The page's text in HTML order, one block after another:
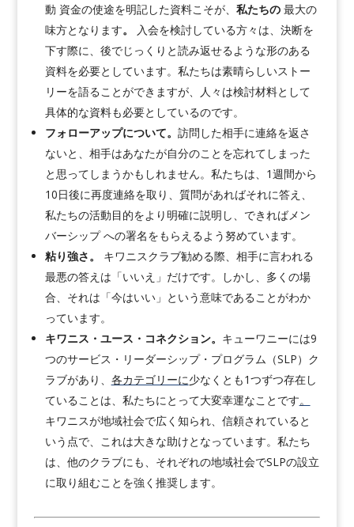
動 資金の使途を明記した資料こそが、 私たちの 最大の
味方となります。
入会を検討している方々は、決断を
下す際に、後でじっくりと読み返せるような形のある
資料を必要としています。私たちは素晴らしいストー
リーを語ることができますが、人々は検討材料として
具体的な資料も必要としているのです。
フォローアップについて。 訪問した相手に連絡を返さ
ないと、相手はあなたが自分のことを忘れてしまった
と思ってしまうかもしれません。私たちは、1週間から
10日後に再度連絡を取り、質問があればそれに答え、
私たちの活動目的をより明確に説明し、できればメン
バーシップ への署名をもらえるよう努めています。
粘り強さ。
キワニスクラブ勧める際、相手に言われる
最悪の答えは「いいえ」だけです。しかし、多くの場
合、それは「今はいい」という意味であることがわか
っています。
キワニス・ユース・コネクション。 キューワニーには9
つのサービス・リーダーシップ・プログラム（SLP）ク
ラブがあり、 各カテゴリーに少なくとも1つずつ存在し
ていることは、私たちにとって大変幸運なことです。
キワニスが地域社会で広く知られ、信頼されていると
いう点で、これは大きな助けとなっています。私たち
は、他のクラブにも、それぞれの地域社会でSLPの設立
に取り組むことを強く推奨します。